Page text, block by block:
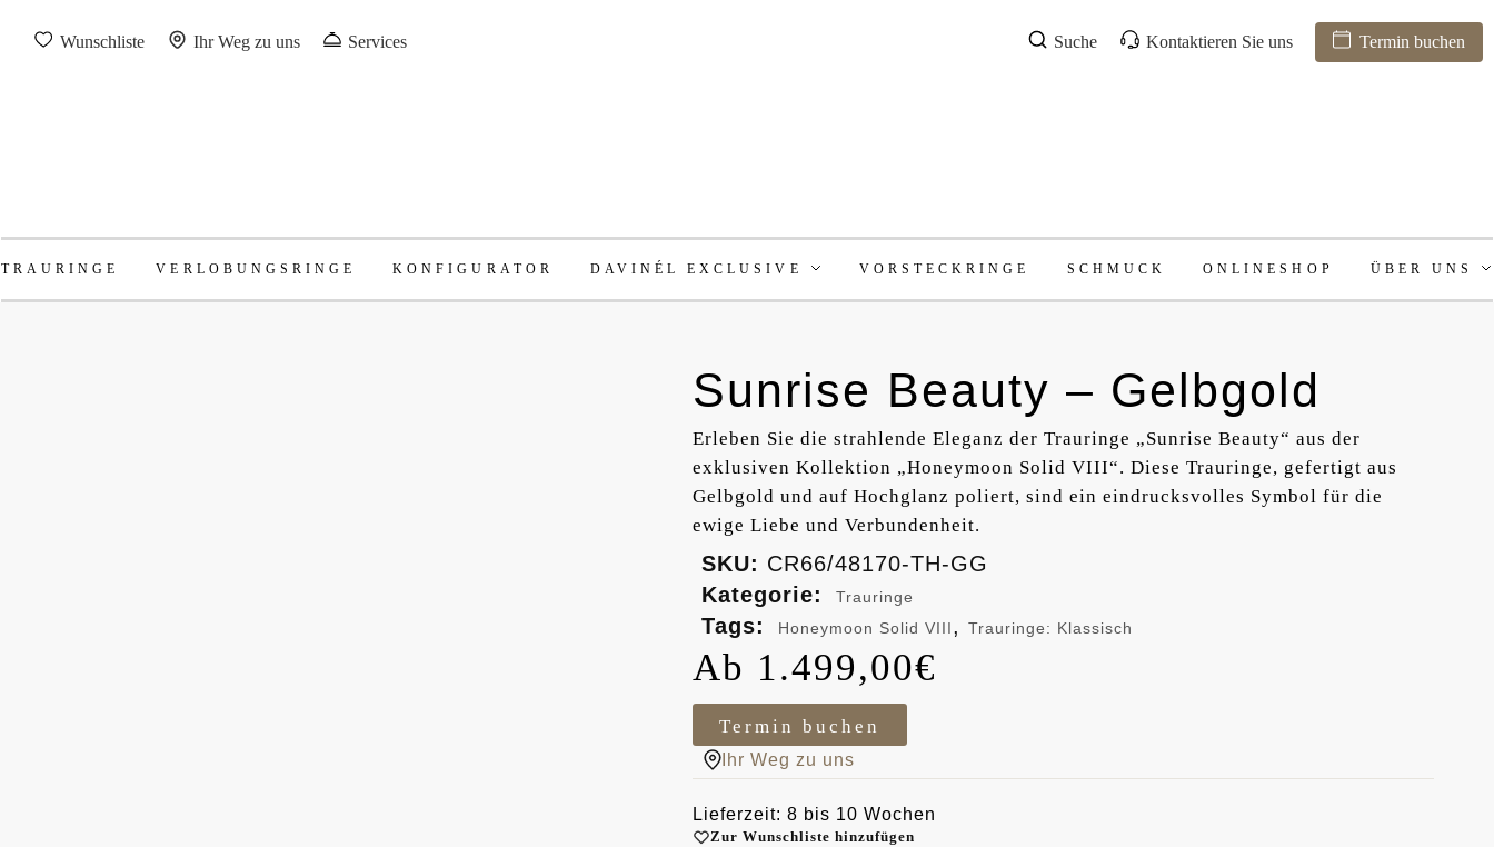
Wunschliste Ihr Weg zu uns Services Suche Kontaktieren Sie uns Termin buchen
TRAURINGE VERLOBUNGSRINGE KONFIGURATOR DAVINÉL EXCLUSIVE VORSTECKRINGE SCHMUCK ONLINESHOP ÜBER UNS
Sunrise Beauty – Gelbgold
Erleben Sie die strahlende Eleganz der Trauringe „Sunrise Beauty“ aus der
exklusiven Kollektion „Honeymoon Solid VIII“. Diese Trauringe, gefertigt aus
Gelbgold und auf Hochglanz poliert, sind ein eindrucksvolles Symbol für die
ewige Liebe und Verbundenheit.
SKU: CR66/48170-TH-GG
Kategorie:
Trauringe
Tags: Honeymoon Solid VIII, Trauringe: Klassisch
1.499,00€
Termin buchen
Ihr Weg zu uns
Lieferzeit: 8 bis 10 Wochen
Zur Wunschliste hinzufügen